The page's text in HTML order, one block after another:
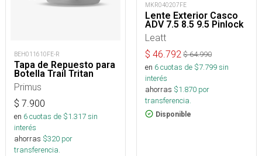
BEH011610FE-R
Tapa de Repuesto para
Botella Trail Tritan
Primus
$ 7.900
en 6cuotas de $1.317sin
interés
ahorras $320 por
transferencia.
MKR040207FE
Lente Exterior Casco
ADV 7.5 8.5 9.5 Pinlock
Leatt
$ 46.792 $64.990
en 6cuotas de $7.799sin
interés
ahorras $1.870 por
transferencia.
Disponible